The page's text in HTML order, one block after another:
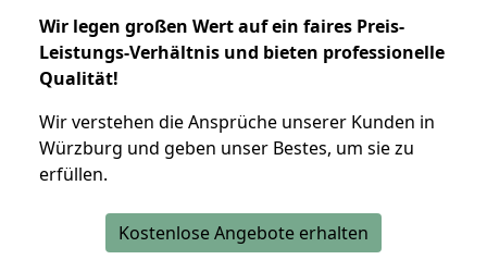
Wir legen großen Wert auf ein faires Preis-
Leistungs-Verhältnis und bieten professionelle
Qualität!
Wir verstehen die Ansprüche unserer Kunden in
Würzburg und geben unser Bestes, um sie zu
erfüllen.
Kostenlose Angebote erhalten